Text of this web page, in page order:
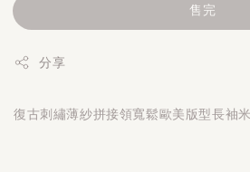
售完
分享
復古刺繡薄紗拼接領寬鬆歐美版型長袖